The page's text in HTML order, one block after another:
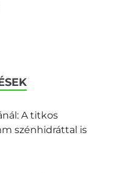
A titkos
szénhidráttal is